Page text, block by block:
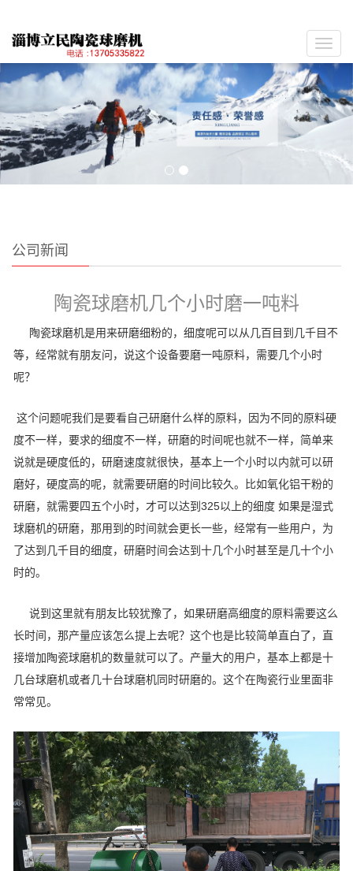
公司新闻
陶瓷球磨机几个小时磨一吨料
陶瓷球磨机是用来研磨细粉的，细度呢可以从几百目到几千目不
等，经常就有朋友问，说这个设备要磨一吨原料，需要几个小时
呢？
这个问题呢我们是要看自己研磨什么样的原料，因为不同的原料硬
度不一样，要求的细度不一样，研磨的时间呢也就不一样，简单来
说就是硬度低的，研磨速度就很快，基本上一个小时以内就可以研
磨好，硬度高的呢，就需要研磨的时间比较久。比如氧化铝干粉的
研磨，就需要四五个小时，才可以达到325以上的细度 如果是湿式
球磨机的研磨，那用到的时间就会更长一些，经常有一些用户，为
了达到几千目的细度，研磨时间会达到十几个小时甚至是几十个小
时的。
说到这里就有朋友比较犹豫了，如果研磨高细度的原料需要这么
长时间，那产量应该怎么提上去呢？这个也是比较简单直白了，直
接增加陶瓷球磨机的数量就可以了。产量大的用户，基本上都是十
几台球磨机或者几十台球磨机同时研磨的。这个在陶瓷行业里面非
常常见。